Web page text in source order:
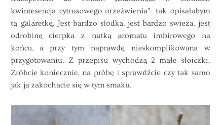
kwintesencja cytrusowego orzeźwienia”- tak opisałabym
tą galaretkę. Jest bardzo słodka, jest bardzo świeża, jest
odrobinę cierpka z nutką aromatu imbirowego na
końcu, a przy tym naprawdę nieskomplikowana w
przygotowaniu. Z przepisu wychodzą 2 małe słoiczki.
Zróbcie koniecznie, na próbę i sprawdźcie czy tak samo
jak ja zakochacie się w tym smaku.